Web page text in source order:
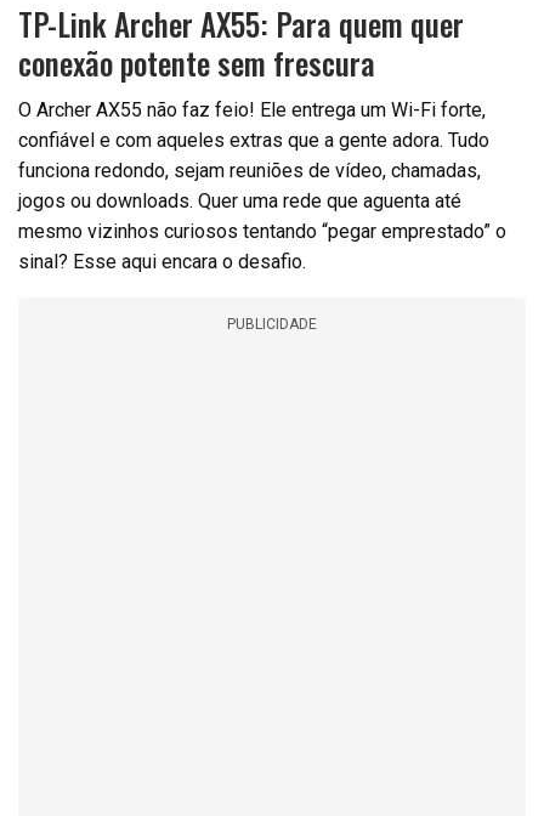
TP-Link Archer AX55: Para quem quer
conexão potente sem frescura
O Archer AX55 não faz feio! Ele entrega um Wi-Fi forte,
confiável e com aqueles extras que a gente adora. Tudo
funciona redondo, sejam reuniões de vídeo, chamadas,
jogos ou downloads. Quer uma rede que aguenta até
mesmo vizinhos curiosos tentando “pegar emprestado” o
sinal? Esse aqui encara o desafio.
PUBLICIDADE